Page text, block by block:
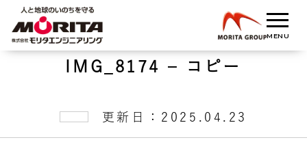
IMG_8174 – コピー
更新日：2025.04.23